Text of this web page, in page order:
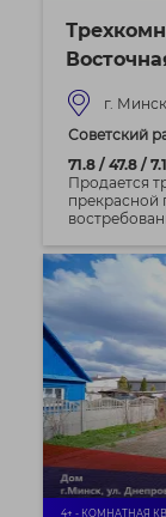
г.
Советский
71.8 / 47.8 /
Продается
прекрасной
4+ - КОМНАТНАЯ